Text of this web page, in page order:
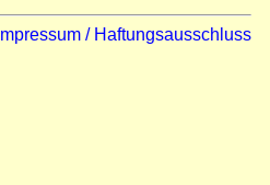
Impressum / Haftungsausschluss